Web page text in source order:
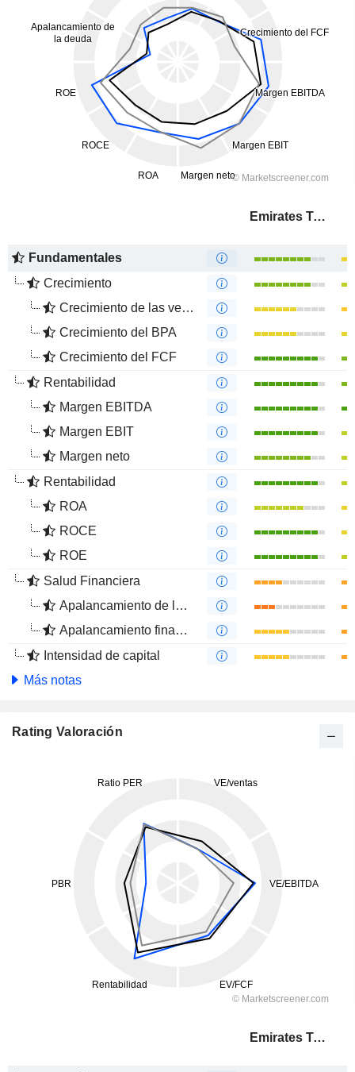
Emirates Telecommunications Group Company
Fundamentales
Crecimiento
Crecimiento de las ventas
Crecimiento del BPA
Crecimiento del FCF
Rentabilidad
Margen EBITDA
Margen EBIT
Margen neto
Rentabilidad
ROA
ROCE
ROE
Salud Financiera
Apalancamiento de la deuda
Apalancamiento financiero
Intensidad de capital
Más notas
Rating Valoración
Emirates Telecommunications Group Company